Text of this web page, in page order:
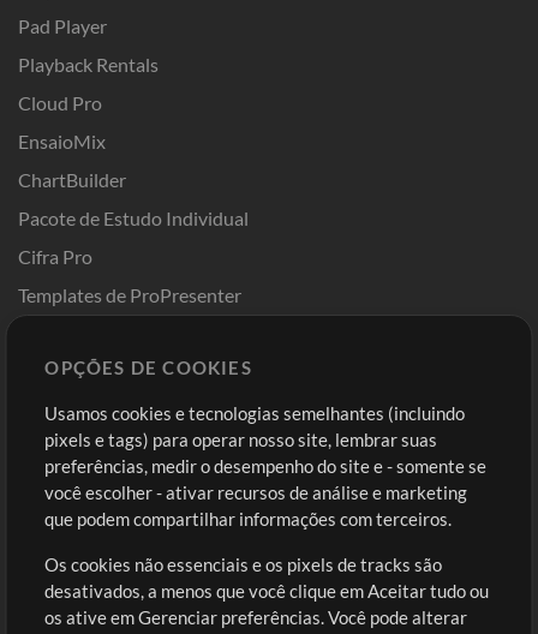
Pad Player
Playback Rentals
Cloud Pro
EnsaioMix
ChartBuilder
Pacote de Estudo Individual
Cifra Pro
Templates de ProPresenter
Comprar Créditos
Conteúdo Grátis
Solicite uma Música
Extras
Sessões
Entre
Cadastre-se
Ir ao carrinho
OPÇÕES DE COOKIES
Usamos cookies e tecnologias semelhantes (incluindo
pixels e tags) para operar nosso site, lembrar suas
preferências, medir o desempenho do site e - somente se
você escolher - ativar recursos de análise e marketing
que podem compartilhar informações com terceiros.
Os cookies não essenciais e os pixels de tracks são
desativados, a menos que você clique em Aceitar tudo ou
os ative em Gerenciar preferências. Você pode alterar